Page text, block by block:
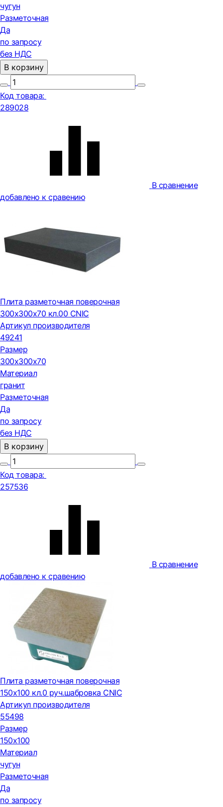
чугун
Разметочная
Да
по запросу
без НДС
В корзину
Код товара:
289028
В сравнение
добавлено к сравению
Плита разметочная поверочная
300х300х70 кл.00 CNIC
Артикул производителя
49241
Размер
300х300х70
Материал
гранит
Разметочная
Да
по запросу
без НДС
В корзину
Код товара:
257536
В сравнение
добавлено к сравению
Плита разметочная поверочная
150х100 кл.0 руч.шабровка CNIC
Артикул производителя
55498
Размер
150х100
Материал
чугун
Разметочная
Да
по запросу